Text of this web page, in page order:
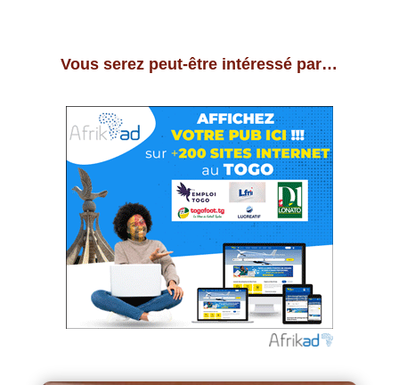
Vous serez peut-être intéressé par…